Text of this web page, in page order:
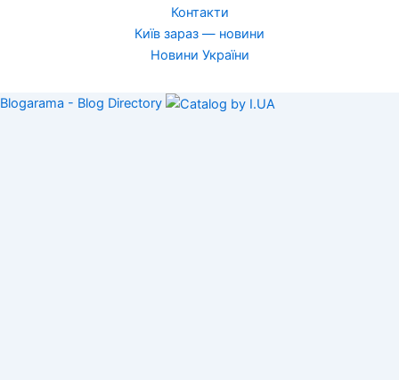
Контакти
Київ зараз — новини
Новини України
Blogarama - Blog Directory